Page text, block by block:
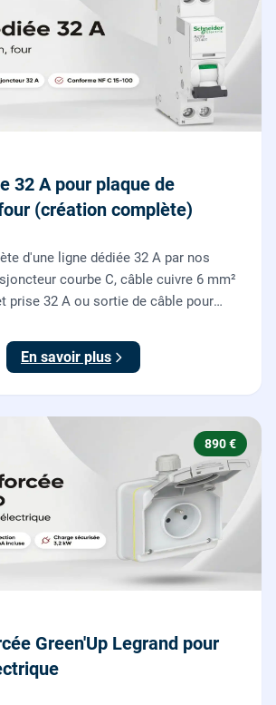
32 A pour plaque de
(création complète)
d'une ligne dédiée 32 A par nos
courbe C, câble cuivre 6 mm²
prise 32 A ou sortie de câble pour
En savoir plus
890 €
Green'Up Legrand pour